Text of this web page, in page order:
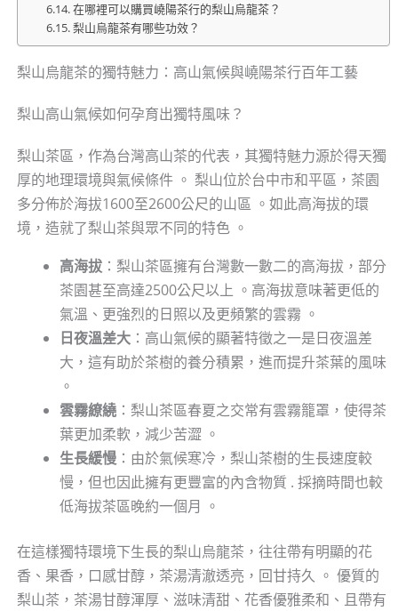
在哪裡可以購買嶢陽茶行的梨山烏龍茶？
梨山烏龍茶有哪些功效？
梨山烏龍茶的獨特魅力：高山氣候與嶢陽茶行百年工藝
梨山高山氣候如何孕育出獨特風味？
梨山茶區，作為台灣高山茶的代表，其獨特魅力源於得天獨
厚的地理環境與氣候條件 。 梨山位於台中市和平區，茶園
多分佈於海拔1600至2600公尺的山區 。如此高海拔的環
境，造就了梨山茶與眾不同的特色 。
高海拔：梨山茶區擁有台灣數一數二的高海拔，部分
茶園甚至高達2500公尺以上 。高海拔意味著更低的
氣溫、更強烈的日照以及更頻繁的雲霧 。
日夜溫差大：高山氣候的顯著特徵之一是日夜溫差
大，這有助於茶樹的養分積累，進而提升茶葉的風味
。
雲霧繚繞：梨山茶區春夏之交常有雲霧籠罩，使得茶
葉更加柔軟，減少苦澀 。
生長緩慢：由於氣候寒冷，梨山茶樹的生長速度較
慢，但也因此擁有更豐富的內含物質 . 採摘時間也較
低海拔茶區晚約一個月 。
在這樣獨特環境下生長的梨山烏龍茶，往往帶有明顯的花
香、果香，口感甘醇，茶湯清澈透亮，回甘持久 。 優質的
梨山茶，茶湯甘醇渾厚、滋味清甜、花香優雅柔和、且帶有